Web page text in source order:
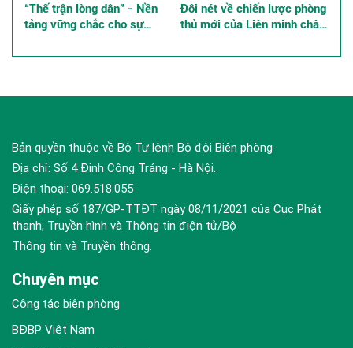
“Thế trận lòng dân” - Nền
tảng vững chắc cho sự
Tổ quốc ở các tỉnh, thành
Đôi nét về chiến lược phòng
thủ mới của Liên minh châu
ninh khu vực và quốc tế
Bản quyền thuộc về Bộ Tư lệnh Bộ đội Biên phòng
Địa chỉ: Số 4 Đinh Công Tráng - Hà Nội.
Điện thoại: 069.518.055
Giấy phép số 187/GP-TTĐT ngày 08/11/2021 của Cục Phát
thanh, Truyền hình và Thông tin điện tử/Bộ
Thông tin và Truyền thông.
Chuyên mục
Công tác biên phòng
BĐBP Việt Nam